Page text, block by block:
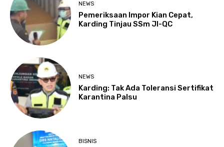
NEWS
Pemeriksaan Impor Kian Cepat,
Karding Tinjau SSm JI-QC
NEWS
Karding: Tak Ada Toleransi Sertifikat
Karantina Palsu
BISNIS